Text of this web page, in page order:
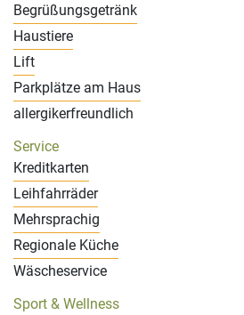
Begrüßungsgetränk
Haustiere
Lift
Parkplätze am Haus
allergikerfreundlich
Service
Kreditkarten
Leihfahrräder
Mehrsprachig
Regionale Küche
Wäscheservice
Sport & Wellness